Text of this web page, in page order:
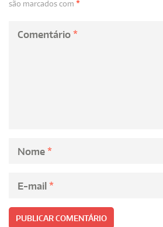
são marcados com *
Comentário *
Nome *
E-mail *